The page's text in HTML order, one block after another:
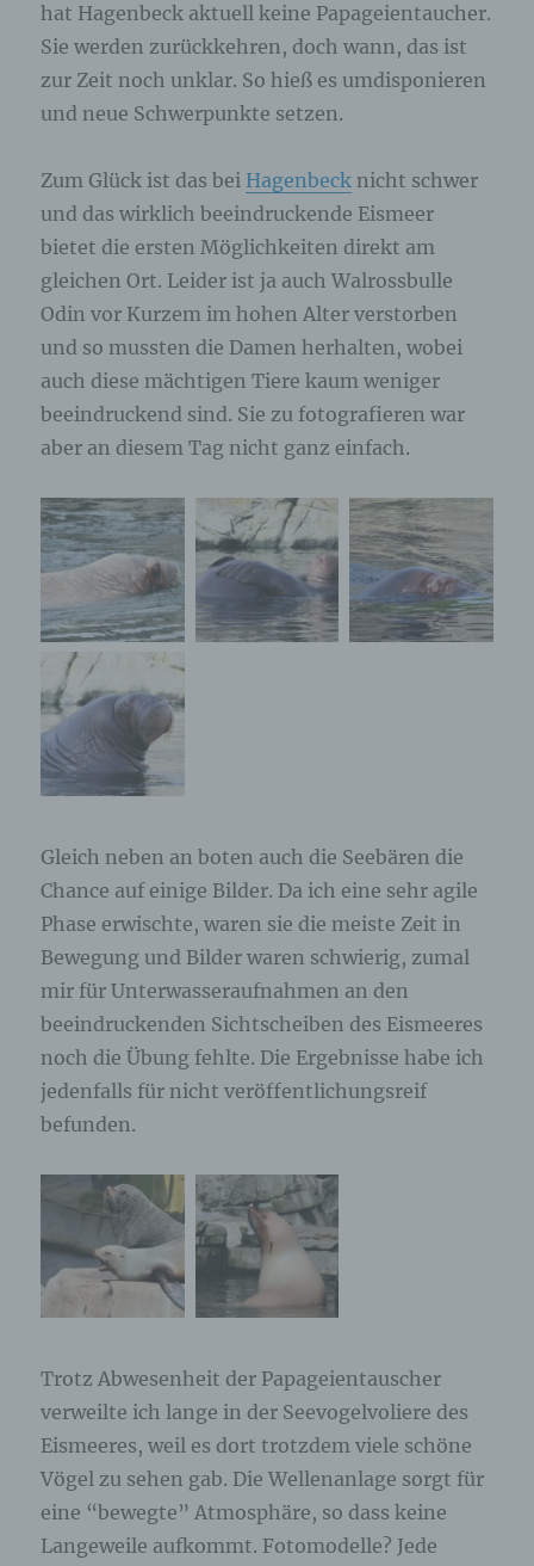
hat Hagenbeck aktuell keine Papageientaucher.
Sie werden zurückkehren, doch wann, das ist
zur Zeit noch unklar. So hieß es umdisponieren
und neue Schwerpunkte setzen.
Zum Glück ist das bei Hagenbeck nicht schwer
und das wirklich beeindruckende Eismeer
bietet die ersten Möglichkeiten direkt am
gleichen Ort. Leider ist ja auch Walrossbulle
Odin vor Kurzem im hohen Alter verstorben
und so mussten die Damen herhalten, wobei
auch diese mächtigen Tiere kaum weniger
beeindruckend sind. Sie zu fotografieren war
aber an diesem Tag nicht ganz einfach.
Gleich neben an boten auch die Seebären die
Chance auf einige Bilder. Da ich eine sehr agile
Phase erwischte, waren sie die meiste Zeit in
Bewegung und Bilder waren schwierig, zumal
mir für Unterwasseraufnahmen an den
beeindruckenden Sichtscheiben des Eismeeres
noch die Übung fehlte. Die Ergebnisse habe ich
jedenfalls für nicht veröffentlichungsreif
befunden.
Trotz Abwesenheit der Papageientauscher
verweilte ich lange in der Seevogelvoliere des
Eismeeres, weil es dort trotzdem viele schöne
Vögel zu sehen gab. Die Wellenanlage sorgt für
eine “bewegte” Atmosphäre, so dass keine
Langeweile aufkommt. Fotomodelle? Jede